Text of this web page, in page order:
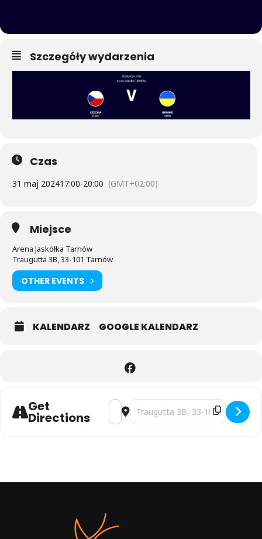
Szczegóły wydarzenia
Czas
31 maj 202417:00-20:00 (GMT+02:00)
Miejsce
Arena Jaskółka Tarnów
Traugutta 3B, 33-101 Tarnów
OTHER EVENTS
KALENDARZ GOOGLE KALENDARZ
Get
Directions
Address - CEV VOLLEYBALL
Destination Address - CEV